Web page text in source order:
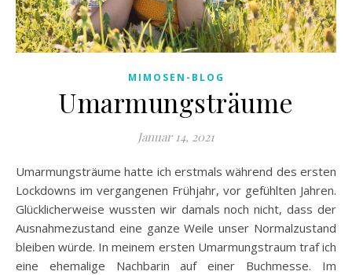
MIMOSEN-BLOG
Umarmungsträume
Januar 14, 2021
Umarmungsträume hatte ich erstmals während des ersten
Lockdowns im vergangenen Frühjahr, vor gefühlten Jahren.
Glücklicherweise wussten wir damals noch nicht, dass der
Ausnahmezustand eine ganze Weile unser Normalzustand
bleiben würde. In meinem ersten Umarmungstraum traf ich
eine ehemalige Nachbarin auf einer Buchmesse. Im